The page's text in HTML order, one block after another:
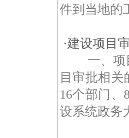
件到当地的
·建设项目
一、项
目审批相
16个部门
设系统政务